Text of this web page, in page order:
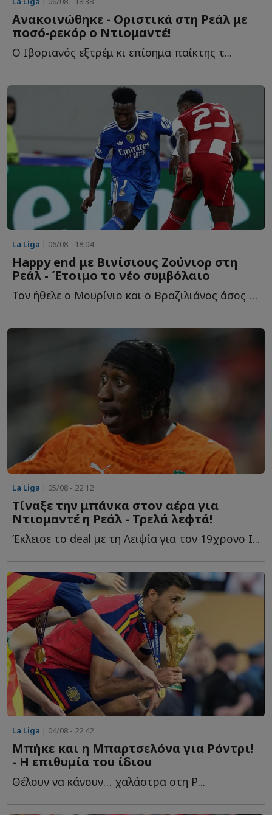
Ανακοινώθηκε - Οριστικά στη Ρεάλ με
ποσό-ρεκόρ ο Ντιομαντέ!
Ο Ιβοριανός εξτρέμ κι επίσημα παίκτης τ...
La Liga | 06/08 - 18:04
Happy end με Βινίσιους Ζούνιορ στη
Ρεάλ - Έτοιμο το νέο συμβόλαιο
Τον ήθελε ο Μουρίνιο και ο Βραζιλιάνος άσος τα βρήκε μ...
La Liga | 05/08 - 22:12
Τίναξε την μπάνκα στον αέρα για
Ντιομαντέ η Ρεάλ - Τρελά λεφτά!
Έκλεισε το deal με τη Λειψία για τον 19χρονο Ι...
La Liga | 04/08 - 22:42
Mπήκε και η Μπαρτσελόνα για Ρόντρι!
- Η επιθυμία του ίδιου
Θέλουν να κάνουν… χαλάστρα στη Ρ...